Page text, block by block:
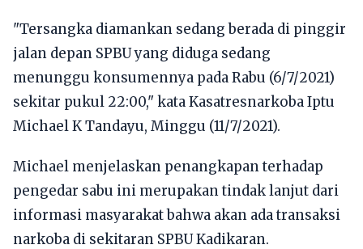
"Tersangka diamankan sedang berada di pinggir
jalan depan SPBU yang diduga sedang
menunggu konsumennya pada Rabu (6/7/2021)
sekitar pukul 22:00," kata Kasatresnarkoba Iptu
Michael K Tandayu, Minggu (11/7/2021).
Michael menjelaskan penangkapan terhadap
pengedar sabu ini merupakan tindak lanjut dari
informasi masyarakat bahwa akan ada transaksi
narkoba di sekitaran SPBU Kadikaran.